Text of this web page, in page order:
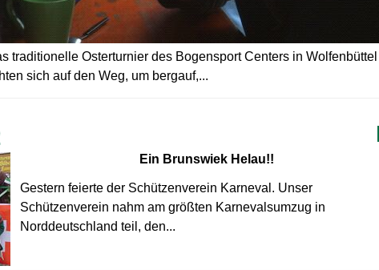
traditionelle Osterturnier des Bogensport Centers in Wolfenbüttel
sich auf den Weg, um bergauf,...
Ein Brunswiek Helau!!
Gestern feierte der Schützenverein Karneval. Unser
Schützenverein nahm am größten Karnevalsumzug in
Norddeutschland teil, den...